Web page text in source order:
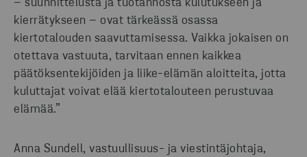
– suunnittelusta ja tuotannosta kulutukseen ja
kierrätykseen – ovat tärkeässä osassa
kiertotalouden saavuttamisessa. Vaikka jokaisen on
otettava vastuuta, tarvitaan ennen kaikkea
päätöksentekijöiden ja liike-elämän aloitteita, jotta
kuluttajat voivat elää kiertotalouteen perustuvaa
elämää.”
Anna Sundell, vastuullisuus- ja viestintäjohtaja,